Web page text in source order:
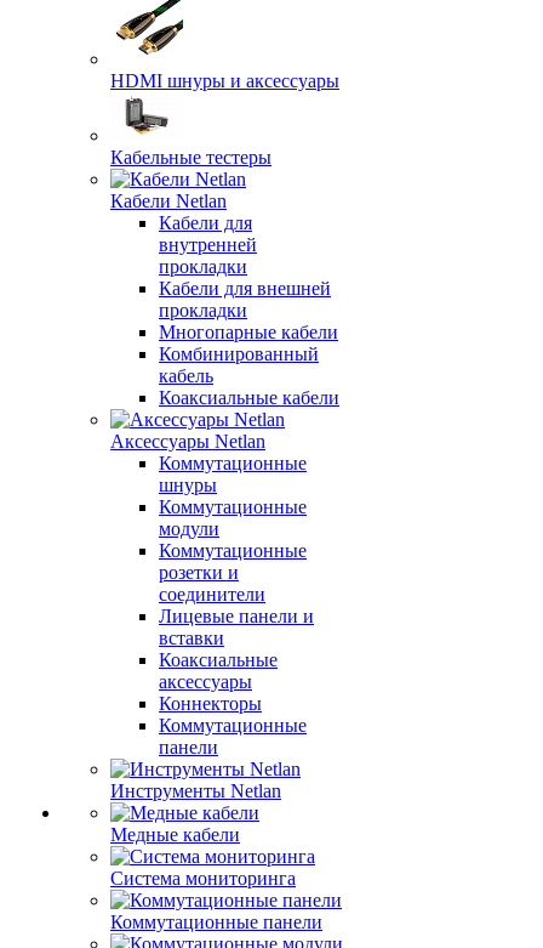
HDMI шнуры и аксессуары
Кабельные тестеры
Кабели Netlan
Кабели для
внутренней
прокладки
Кабели для внешней
прокладки
Многопарные кабели
Комбинированный
кабель
Коаксиальные кабели
Аксессуары Netlan
Коммутационные
шнуры
Коммутационные
модули
Коммутационные
розетки и
соединители
Лицевые панели и
вставки
Коаксиальные
аксессуары
Коннекторы
Коммутационные
панели
Инструменты Netlan
Медные кабели
Система мониторинга
Коммутационные панели